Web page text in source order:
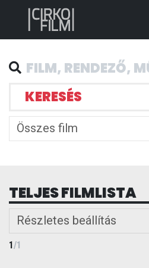
KERESÉS
Összes film
TELJES FILMLISTA
Részletes beállítás
1/1